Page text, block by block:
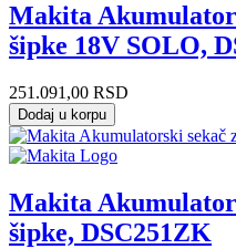
Makita
šipke 18V SOLO,
251.091,00 RSD
Dodaj u korpu
Makita
šipke, DSC251ZK